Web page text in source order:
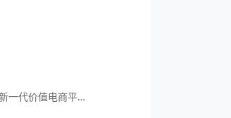
抢够——新一代价值电商平台！